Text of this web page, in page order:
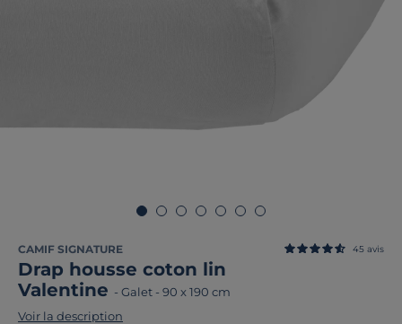
CAMIF SIGNATURE
Drap housse coton lin
Valentine - Galet - 90 x 190 cm
45 avis
Voir la description